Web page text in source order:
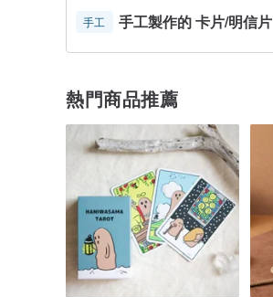
手工 手工製作的 卡片/明信片
熱門商品推薦